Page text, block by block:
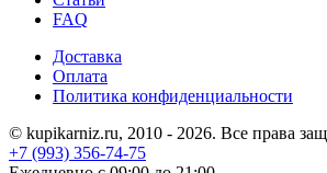
FAQ
Доставка
Оплата
Политика конфиденциальности
© kupikarniz.ru, 2010 - 2026. Все права
+7 (993) 356-74-75